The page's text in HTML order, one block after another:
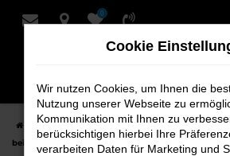
Zum
0
Startseite Nordenham Seat Seat Arona
bei Schmidt + Koch für Nordenham
Cookie
Wir nutzen Cookies, um Ihnen die
Nutzung unserer Webseite zu
Kommunikation mit Ihnen zu
berücksichtigen hierbei Ihre
verarbeiten Daten für Marketing und